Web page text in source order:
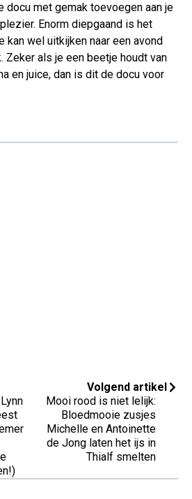
docu met gemak toevoegen aan je
Enorm diepgaand is het
kan wel uitkijken naar een avond
Zeker als je een beetje houdt van
en juice, dan is dit de docu voor
Volgend artikel
Mooi rood is niet lelijk:
Bloedmooie zusjes
Michelle en Antoinette
de Jong laten het ijs in
Thialf smelten